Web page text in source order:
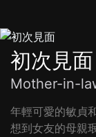
初次見面
Mother-in-
年輕可愛的敏貞
想到女友的母親